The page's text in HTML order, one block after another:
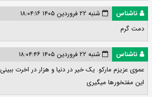
ناشناس
شنبه ۲۲ فروردین ۱۴۰۵ ۱۸:۰۴:۱۶
دمت گرم
ناشناس
شنبه ۲۲ فروردین ۱۴۰۵ ۱۸:۰۴:۴۶
عموی عزیزم مارکو. یک خیر در دنیا و هزار در اخرت ببینی
این مفتخورها میگیری